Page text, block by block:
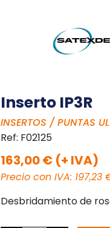
Inserto IP3R
INSERTOS / PUNTAS
Ref: F02125
163,00 € (+ IVA)
Precio con IVA: 197,23
Desbridamiento de